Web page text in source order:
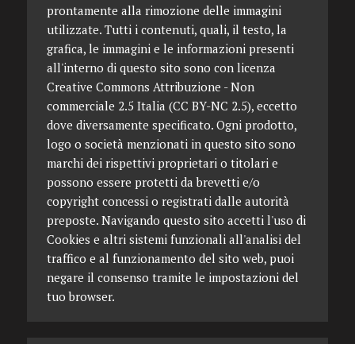
prontamente alla rimozione delle immagini
utilizzate. Tutti i contenuti, quali, il testo, la
grafica, le immagini e le informazioni presenti
all'interno di questo sito sono con licenza
Creative Commons Attribuzione - Non
commerciale 2.5 Italia (CC BY-NC 2.5), eccetto
dove diversamente specificato. Ogni prodotto,
logo o società menzionati in questo sito sono
marchi dei rispettivi proprietari o titolari e
possono essere protetti da brevetti e/o
copyright concessi o registrati dalle autorità
preposte. Navigando questo sito accetti l'uso di
Cookies e altri sistemi funzionali all'analisi del
traffico e al funzionamento del sito web, puoi
negare il consenso tramite le impostazioni del
tuo browser.